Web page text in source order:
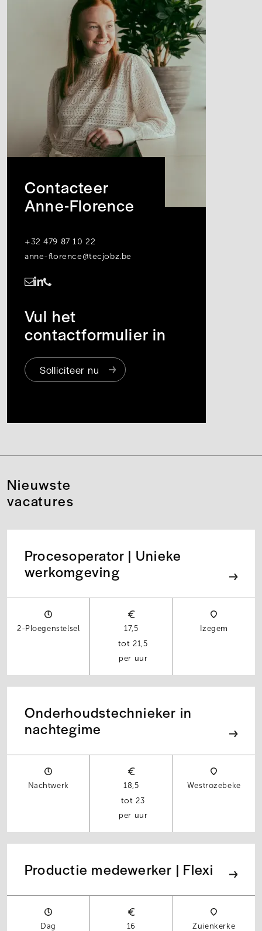
Contacteer
Anne-Florence
+32 479 87 10 22
anne-florence@tecjobz.be
Vul het
contactformulier in
Solliciteer nu
Nieuwste
vacatures
Procesoperator | Unieke
werkomgeving
2-Ploegenstelsel
17,5
21,5
per uur
Izegem
Onderhoudstechnieker in
nachtegime
Nachtwerk
18,5
23
per uur
Westrozebeke
Productie medewerker | Flexi
Dag
16
Zuienkerke